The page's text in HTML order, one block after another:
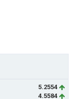
5.2554
4.5584